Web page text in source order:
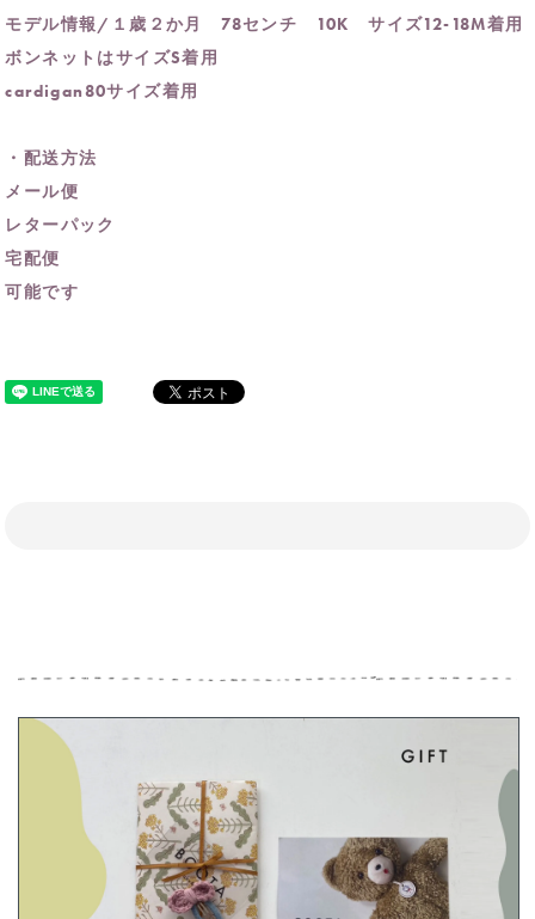
モデル情報/１歳２か月 78センチ 10K サイズ12-18M着用
ボンネットはサイズS着用
cardigan80サイズ着用
・配送方法
メール便
レターパック
宅配便
可能です